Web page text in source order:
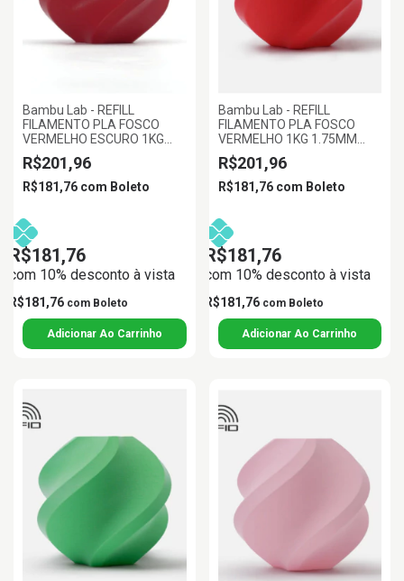
Bambu Lab - REFILL
FILAMENTO PLA FOSCO
VERMELHO ESCURO 1KG
1.75MM BAMBU LAB
R$201,96
R$181,76 com Boleto
R$181,76
com 10% desconto à vista
R$181,76 com Boleto
Bambu Lab - REFILL
FILAMENTO PLA FOSCO
VERMELHO 1KG 1.75MM
BAMBU LAB
R$201,96
R$181,76 com Boleto
R$181,76
com 10% desconto à vista
R$181,76 com Boleto